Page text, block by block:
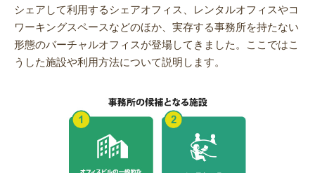
シェアして利用するシェアオフィス、レンタルオフィスやコ
ワーキングスペースなどのほか、実存する事務所を持たない
形態のバーチャルオフィスが登場してきました。ここではこ
うした施設や利用方法について説明します。